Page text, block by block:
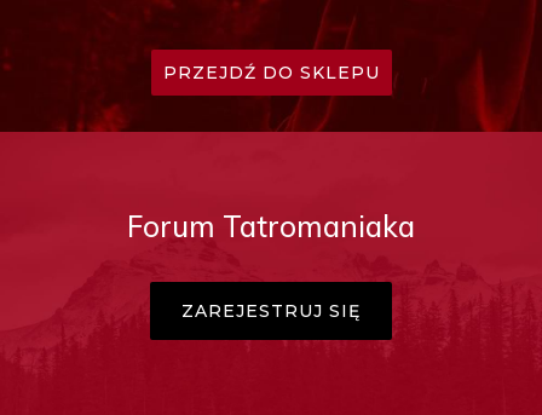
PRZEJDŹ DO SKLEPU
Forum Tatromaniaka
ZAREJESTRUJ SIĘ